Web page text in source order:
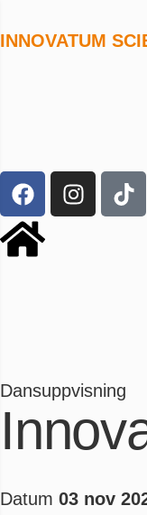
INNOVATUM
Dansuppvisning
Datum 03 nov